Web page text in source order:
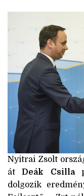
Nyitrai Zsolt
átDeák Csilla
dolgozik